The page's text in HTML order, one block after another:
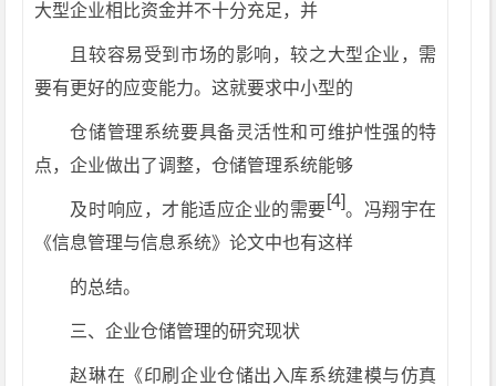
大型企业相比资金并不十分充足，并
且较容易受到市场的影响，较之大型企业，需
要有更好的应变能力。这就要求中小型的
仓储管理系统要具备灵活性和可维护性强的特
点，企业做出了调整，仓储管理系统能够
及时响应，才能适应企业的需要[4]。冯翔宇在
《信息管理与信息系统》论文中也有这样
的总结。
三、企业仓储管理的研究现状
赵琳在《印刷企业仓储出入库系统建模与仿真